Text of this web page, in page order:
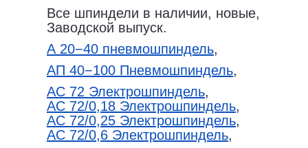
Все шпиндели в наличии, новые,
Заводской выпуск.
А 20−40 пневмошпиндель,
АП 40−100 Пневмошпиндель,
АС 72 Электрошпиндель,
АС 72/0,18 Электрошпиндель,
АС 72/0,25 Электрошпиндель,
АС 72/0,6 Электрошпиндель,